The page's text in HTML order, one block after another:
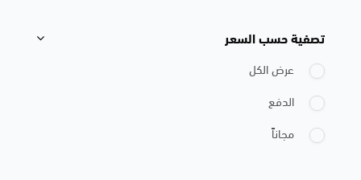
تجاوز [Cocoon] Course Filter (Paid)
تصفية حسب السعر
عرض الكل
الدفع
مجاناً